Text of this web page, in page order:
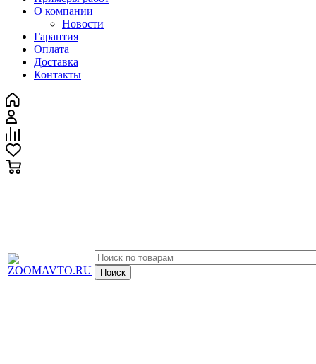
О компании
Новости
Гарантия
Оплата
Доставка
Контакты